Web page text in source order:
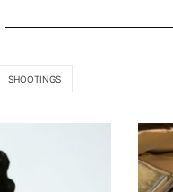
SHOOTINGS